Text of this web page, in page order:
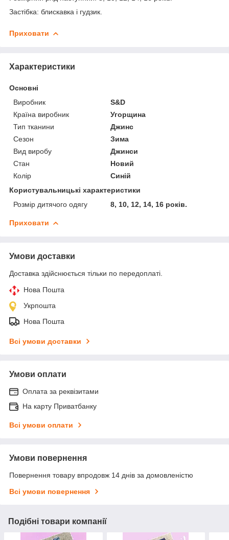
Застібка: блискавка і гудзик.
Приховати
Характеристики
Основні
Виробник
S&D
Країна виробник
Угорщина
Тип тканини
Джинс
Сезон
Зима
Вид виробу
Джинси
Стан
Новий
Колір
Синій
Користувальницькі характеристики
Розмір дитячого одягу
8, 10, 12, 14, 16 років.
Приховати
Умови доставки
Доставка здійснюється тільки по передоплаті.
Нова Пошта
Укрпошта
Нова Пошта
Всі умови доставки
Умови оплати
Оплата за реквізитами
На карту Приватбанку
Всі умови оплати
Умови повернення
Повернення товару впродовж 14 днів за домовленістю
Всі умови повернення
Подібні товари компанії